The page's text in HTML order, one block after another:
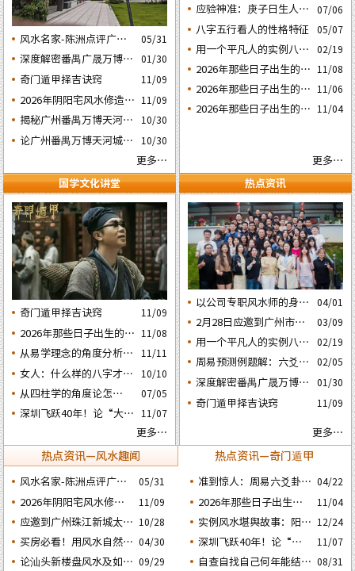
风水名家-陈洲点评广州
广交会芭洲交易中心大楼
的风水态势
05/31
深度解密番禺广晟万博中
心写字楼商铺商业不竞气
的风水原因
01/30
奇门遁甲择吉诀窍 11/09
2026年阴阳宅风水修造动
土入宅择吉需知
11/09
揭秘广州番禺万博天河城
玄妙的风水布局
10/30
论广州番禺万博天河城玄
10/30
更多…
应验神准：庚子日生人丙
午流年运势判断的应验结
07/06
八字五行看人的性格特征 05/07
用一个平凡人的实例八字
论断2026马年的流年运势
02/19
2026年那些日子出生的人
会大不利之四：‘庚子’
11/08
2026年那些日子出生的人
会大不利之三：‘丙子’
11/06
2026年那些日子出生的人 11/04
更多…
国学文化讲堂
奇门遁甲择吉诀窍 11/09
2026年那些日子出生的人
会大不利之四：‘庚子’
日元
11/08
从易学理念的角度分析蔡
英文“谋独” 之路还能走
多远？
11/11
女人：什么样的八字才算
好命？女命六十条断语及
注解
10/10
​从四柱学的角度论怎样掌
握命运及怎样正确化解流
年运程中的灾祸
07/05
深圳飞跃40年！论“大鹏
格局……
11/07
更多…
热点资讯
以公司专职风水师的身份
应邀出席《星橙网络科技
公司》成立5周年庆典
04/01
2月28日应邀到广州市黄
埔区为朋友的亲戚堪舆住
房风水
03/09
用一个平凡人的实例八字
论断2026马年的流年运势
02/19
周易预测例题解：六爻占
卜2026年流年运势卦象分
析
02/05
深度解密番禺广晟万博中
心写字楼商铺商业不竞气
的风水原因
01/30
奇门遁甲择吉诀窍 11/09
更多…
热点资讯—风水趣闻 热点资讯—奇门遁甲
风水名家-陈洲点评广州
广交会芭洲交易中心大楼
的风水态势
05/31
准到惊人：周易六爻卦占
运经典案例分享
04/22
2026年阴阳宅风水修造
动土入宅择吉需知
11/09
2026年那些日子出生的
人会大不利之二：‘壬
子’ 日元
11/04
应邀到广州珠江新城太平
洋金融大厦堪舆调理风水
10/28
实例风水堪舆故事：阳宅
凶灶惹出来的凶祸与化解
方法
12/24
买房必看！用风水自然环
境观教你怎样选购住宅房
04/30
深圳飞跃40年！论“大
鹏戏龟”和“儒子牛”的风
11/07
论汕头新楼盘风水及如何 09/29
自查自找自己何年能结婚 08/31